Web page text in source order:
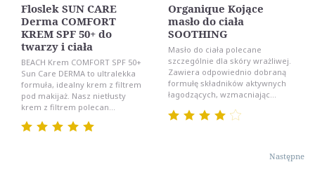
Floslek SUN CARE
Derma COMFORT
KREM SPF 50+ do
twarzy i ciała
BEACH Krem COMFORT SPF 50+
Sun Care DERMA to ultralekka
formuła, idealny krem z filtrem
pod makijaż. Nasz nietłusty
krem z filtrem polecan...
Organique Kojące
masło do ciała
SOOTHING
Masło do ciała polecane
szczególnie dla skóry wrażliwej.
Zawiera odpowiednio dobraną
formułę składników aktywnych
łagodzących, wzmacniając...
Następne